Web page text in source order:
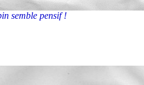
semble pensif !